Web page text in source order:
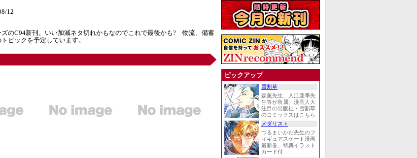
12
ズのC94新刊。いい加減ネタ切れかもなのでこれで最後かも? 物流、備蓄
ピックを予定しています。
ピックアップ
雪割草
森薫先生、入江亜季先
生等が所属、漫画人大
注目の出版社・雪割草
のコミックスはこちら
メダリスト
つるまいかだ先生のフ
ィギュアスケート漫画
最新巻、特典イラスト
カード付